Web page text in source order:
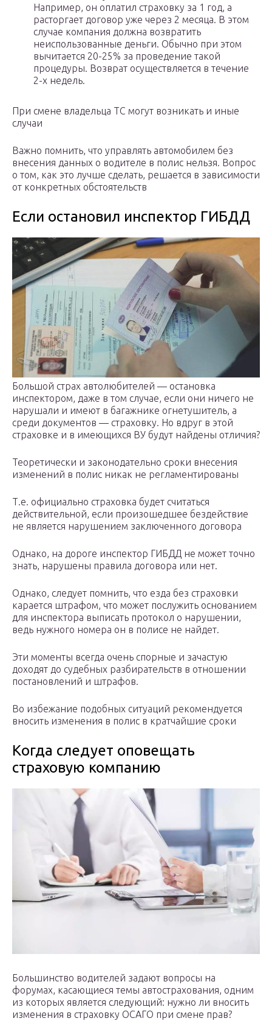
Например, он оплатил страховку за 1 год, а
расторгает договор уже через 2 месяца. В этом
случае компания должна возвратить
неиспользованные деньги. Обычно при этом
вычитается 20-25% за проведение такой
процедуры. Возврат осуществляется в течение
2-х недель.
При смене владельца ТС могут возникать и иные
случаи
Важно помнить, что управлять автомобилем без
внесения данных о водителе в полис нельзя. Вопрос
о том, как это лучше сделать, решается в зависимости
от конкретных обстоятельств
Если остановил инспектор ГИБДД
Большой страх автолюбителей — остановка
инспектором, даже в том случае, если они ничего не
нарушали и имеют в багажнике огнетушитель, а
среди документов — страховку. Но вдруг в этой
страховке и в имеющихся ВУ будут найдены отличия?
Теоретически и законодательно сроки внесения
изменений в полис никак не регламентированы
Т.е. официально страховка будет считаться
действительной, если произошедшее бездействие
не является нарушением заключенного договора
Однако, на дороге инспектор ГИБДД не может точно
знать, нарушены правила договора или нет.
Однако, следует помнить, что езда без страховки
карается штрафом, что может послужить основанием
для инспектора выписать протокол о нарушении,
ведь нужного номера он в полисе не найдет.
Эти моменты всегда очень спорные и зачастую
доходят до судебных разбирательств в отношении
постановлений и штрафов.
Во избежание подобных ситуаций рекомендуется
вносить изменения в полис в кратчайшие сроки
Когда следует оповещать
страховую компанию
Большинство водителей задают вопросы на
форумах, касающиеся темы автострахования, одним
из которых является следующий: нужно ли вносить
изменения в страховку ОСАГО при смене прав?